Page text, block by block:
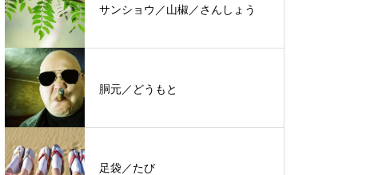
サンショウ／山椒／さんしょう
胴元／どうもと
足袋／たび